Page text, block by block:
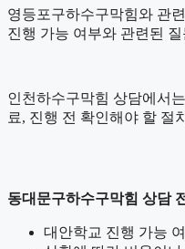
영등포구하수구막힘와 관
진행 가능 여부와 관련된
인천하수구막힘 상담에서
료, 진행 전 확인해야 할 절
동대문구하수구막힘 상담
대안학교 진행 가능